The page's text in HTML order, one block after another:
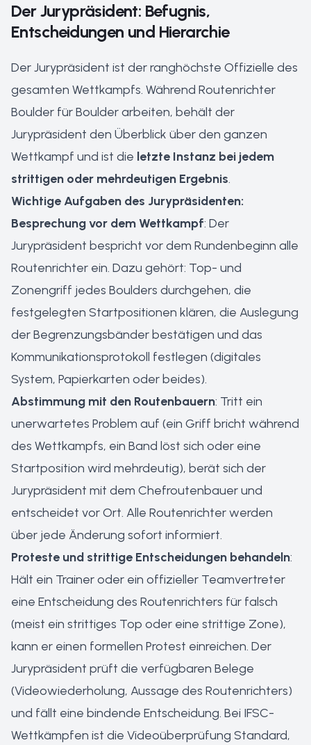
Der Jurypräsident: Befugnis,
Entscheidungen und Hierarchie
Der Jurypräsident ist der ranghöchste Offizielle des
gesamten Wettkampfs. Während Routenrichter
Boulder für Boulder arbeiten, behält der
Jurypräsident den Überblick über den ganzen
Wettkampf und ist die letzte Instanz bei jedem
strittigen oder mehrdeutigen Ergebnis.
Wichtige Aufgaben des Jurypräsidenten:
Besprechung vor dem Wettkampf: Der
Jurypräsident bespricht vor dem Rundenbeginn alle
Routenrichter ein. Dazu gehört: Top- und
Zonengriff jedes Boulders durchgehen, die
festgelegten Startpositionen klären, die Auslegung
der Begrenzungsbänder bestätigen und das
Kommunikationsprotokoll festlegen (digitales
System, Papierkarten oder beides).
Abstimmung mit den Routenbauern: Tritt ein
unerwartetes Problem auf (ein Griff bricht während
des Wettkampfs, ein Band löst sich oder eine
Startposition wird mehrdeutig), berät sich der
Jurypräsident mit dem Chefroutenbauer und
entscheidet vor Ort. Alle Routenrichter werden
über jede Änderung sofort informiert.
Proteste und strittige Entscheidungen behandeln:
Hält ein Trainer oder ein offizieller Teamvertreter
eine Entscheidung des Routenrichters für falsch
(meist ein strittiges Top oder eine strittige Zone),
kann er einen formellen Protest einreichen. Der
Jurypräsident prüft die verfügbaren Belege
(Videowiederholung, Aussage des Routenrichters)
und fällt eine bindende Entscheidung. Bei IFSC-
Wettkämpfen ist die Videoüberprüfung Standard,